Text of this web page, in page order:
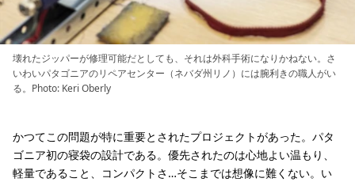
壊れたジッパーが修理可能だとしても、それは外科手術になりかねない。さ
いわいパタゴニアのリペアセンター（ネバダ州リノ）には腕利きの職人がい
る。Photo: Keri Oberly
かつてこの問題が特に重要とされたプロジェクトがあった。パタ
ゴニア初の寝袋の設計である。優先されたのは心地よい温もり、
軽量であること、コンパクトさ…そこまでは想像に難くない。い